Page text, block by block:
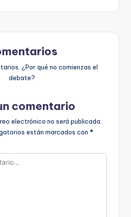
¿Por qué no comienzas el
debate?
comentario
electrónico no será publicada.
están marcados con *